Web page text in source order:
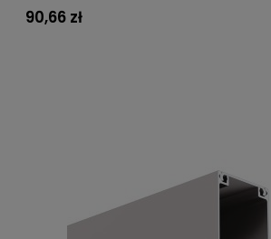
90,66 zł